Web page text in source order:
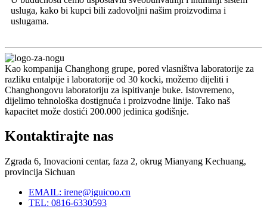
usluga, kako bi kupci bili zadovoljni našim proizvodima i
uslugama.
Kao kompanija Changhong grupe, pored vlasništva laboratorije za
razliku entalpije i laboratorije od 30 kocki, možemo dijeliti i
Changhongovu laboratoriju za ispitivanje buke. Istovremeno,
dijelimo tehnološka dostignuća i proizvodne linije. Tako naš
kapacitet može dostići 200.000 jedinica godišnje.
Kontaktirajte nas
Zgrada 6, Inovacioni centar, faza 2, okrug Mianyang Kechuang,
provincija Sichuan
EMAIL: irene@iguicoo.cn
TEL: 0816-6330593